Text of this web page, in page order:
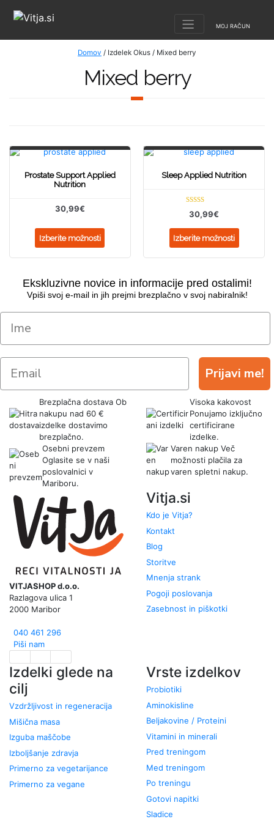
MOJ RAČUN
Domov / Izdelek Okus / Mixed berry
Mixed berry
Prostate Support Applied
Nutrition
30,99€
Izberite možnosti
Sleep Applied Nutrition
Ocenjeno
5.00
30,99€
Izberite možnosti
Ekskluzivne novice in informacije pred ostalimi!
Vpiši svoj e-mail in jih prejmi brezplačno v svoj nabiralnik!
Prijavi me!
Brezplačna dostava Ob
nakupu nad 60 €
izdelke dostavimo
brezplačno.
Visoka kakovost
Ponujamo izključno
certificirane
izdelke.
Osebni prevzem
Oglasite se v naši
poslovalnici v
Mariboru.
Varen nakup Več
možnosti plačila za
varen spletni nakup.
VITJASHOP d.o.o.
Razlagova ulica 1
2000 Maribor
040 461 296
Piši nam
Vitja.si
Kdo je Vitja?
Kontakt
Blog
Storitve
Mnenja strank
Pogoji poslovanja
Zasebnost in piškotki
Izdelki glede na
cilj
Vzdržljivost in regeneracija
Mišična masa
Izguba maščobe
Izboljšanje zdravja
Primerno za vegetarijance
Primerno za vegane
Vrste izdelkov
Probiotiki
Aminokisline
Beljakovine / Proteini
Vitamini in minerali
Pred treningom
Med treningom
Po treningu
Gotovi napitki
Sladice